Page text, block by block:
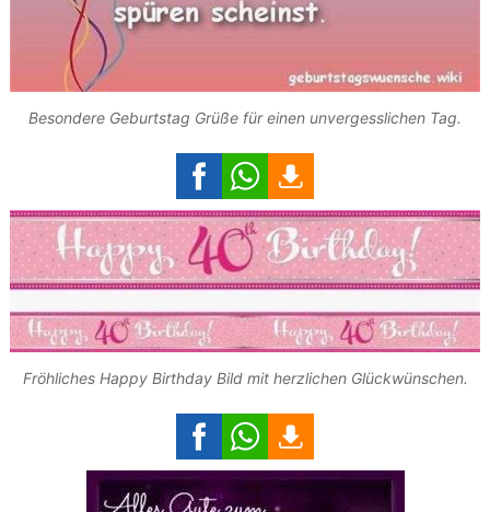
Besondere Geburtstag Grüße für einen unvergesslichen Tag.
Fröhliches Happy Birthday Bild mit herzlichen Glückwünschen.